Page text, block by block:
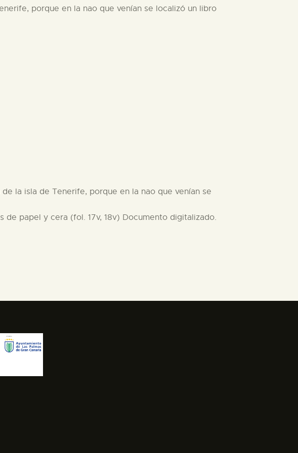
porque en la nao que venían se localizó un libro
la isla de Tenerife, porque en la nao que venían se
papel y cera (fol. 17v, 18v) Documento digitalizado.